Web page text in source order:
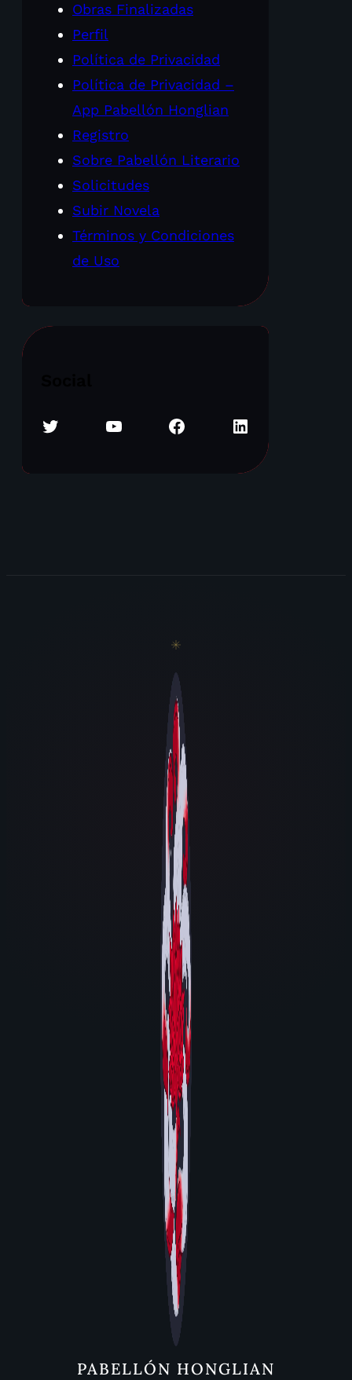
Obras Finalizadas
Perfil
Política de Privacidad
Política de Privacidad –
App Pabellón Honglian
Registro
Sobre Pabellón Literario
Solicitudes
Subir Novela
Términos y Condiciones
de Uso
Twitter YouTube Facebook LinkedIn
PABELLÓN HONGLIAN